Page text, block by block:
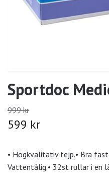
Sportdoc
999 kr
599 kr
• Högkvalitativ tejp.• Bra
Vattentålig.• 32st rullar i en